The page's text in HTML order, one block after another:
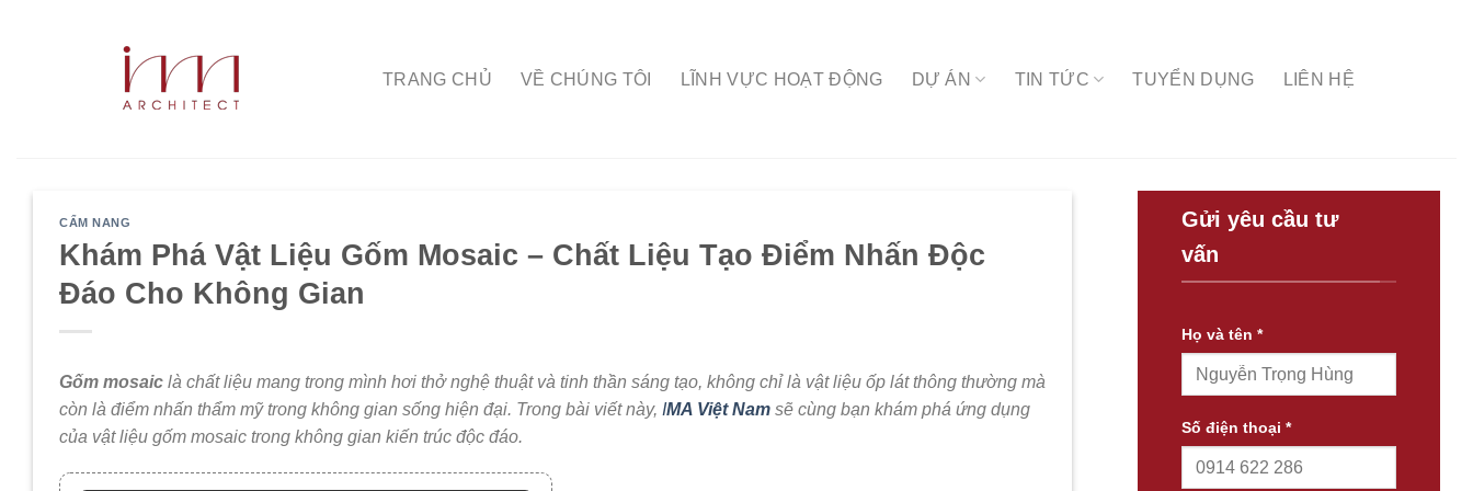
TRANG CHỦ VỀ CHÚNG TÔI LĨNH VỰC HOẠT ĐỘNG DỰ ÁN TIN TỨC TUYỂN DỤNG LIÊN HỆ
CẨM NANG
Khám Phá Vật Liệu Gốm Mosaic – Chất Liệu Tạo Điểm Nhấn Độc
Đáo Cho Không Gian
Gốm mosaic là chất liệu mang trong mình hơi thở nghệ thuật và tinh thần sáng tạo, không chỉ là vật liệu ốp lát thông thường mà
còn là điểm nhấn thẩm mỹ trong không gian sống hiện đại. Trong bài viết này, IMA Việt Nam sẽ cùng bạn khám phá ứng dụng
của vật liệu gốm mosaic trong không gian kiến trúc độc đáo.
Gửi yêu cầu tư
vấn
Họ và tên *
Số điện thoại *